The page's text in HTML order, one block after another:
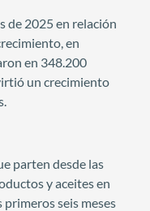
de 2025 en relación
en
en 348.200
un crecimiento
parten desde las
y aceites en
seis meses